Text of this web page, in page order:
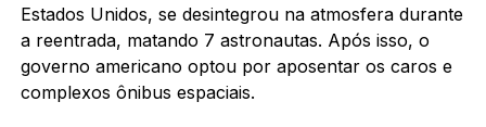
Estados Unidos, se desintegrou na atmosfera durante
a reentrada, matando 7 astronautas. Após isso, o
governo americano optou por aposentar os caros e
complexos ônibus espaciais.